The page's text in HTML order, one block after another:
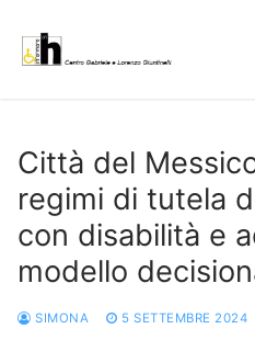
contenuto
Città del
regimi di tutela
con disabilità e
modello
SIMONA 5 SETTEMBRE 2024